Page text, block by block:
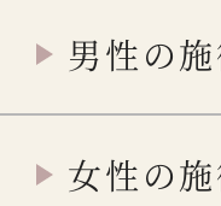
男性の
女性の